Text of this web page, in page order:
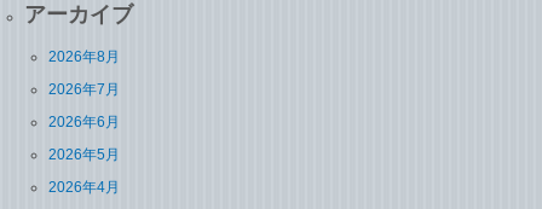
アーカイブ
2026年8月
2026年7月
2026年6月
2026年5月
2026年4月